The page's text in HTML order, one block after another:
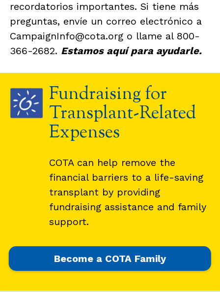
recordatorios importantes. Si tiene más
preguntas, envíe un correo electrónico a
CampaignInfo@cota.org o llame al 800-
366-2682. Estamos aquí para ayudarle.
Fundraising for
Transplant-Related
Expenses
COTA can help remove the
financial barriers to a life-saving
transplant by providing
fundraising assistance and family
support.
Become a COTA Family